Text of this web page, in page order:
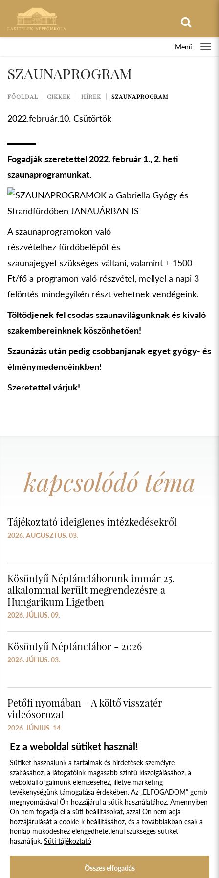
Menü
SZAUNAPROGRAM
FŐOLDAL CIKKEK HÍREK SZAUNAPROGRAM
2022.február.10. Csütörtök
Fogadják szeretettel 2022. február 1., 2. heti
szaunaprogramunkat.
A szaunaprogramokon való
részvételhez fürdőbelépőt és
szaunajegyet szükséges váltani, valamint + 1500
Ft/fő a programon való részvétel, mellyel a napi 3
felöntés mindegyikén részt vehetnek vendégeink.
Töltődjenek fel csodás szaunavilágunknak és kiváló
szakembereinknek köszönhetően!
Szaunázás után pedig csobbanjanak egyet gyógy- és
élménymedencéinkben!
Szeretettel várjuk!
kapcsolódó téma
Tájékoztató ideiglenes intézkedésekről
2026. AUGUSZTUS. 03.
Kösöntyű Néptánctáborunk immár 25.
alkalommal került megrendezésre a
Hungarikum Ligetben
2026. JÚLIUS. 09.
Kösöntyű Néptánctábor - 2026
2026. JÚLIUS. 03.
Petőfi nyomában – A költő visszatér
videósorozat
2026. JÚNIUS. 14.
Süti szabályzat Adatvédelmi nyilatkozat
Jogi nyilatkozat
© 2017 - 2026 NÉPFŐISKOLA ALAPÍTVÁNY, LAKITELEK. MINDEN JOG
Ez a weboldal sütiket használ!
Sütiket használunk a tartalmak és hirdetések személyre
szabásához, a látogatóink magasabb szintű kiszolgálásához, a
weboldalforgalmunk elemzéséhez, illetve marketing
tevékenységünk támogatása érdekében. Az „ELFOGADOM” gomb
megnyomásával Ön hozzájárul a sütik használatához. Amennyiben
Ön nem fogadja el a süti beállításokat, azzal Ön nem adja
hozzájárulását a cookie-k beállításához, és a továbbiakban csak a
honlap működéshez elengedhetetlenül szükséges sütiket
használjuk. Süti tájékoztató
Összes elfogadás